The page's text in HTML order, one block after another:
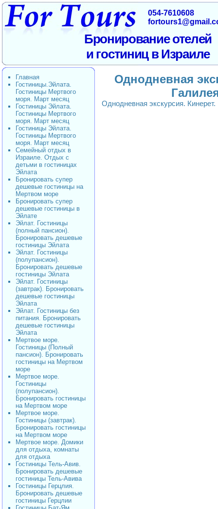
054-7610608
Бронирование отелей
и гостиниц в Израиле
Главная
Гостиницы.Эйлата.
Гостиницы Мертвого
моря. Март месяц
Гостиницы Эйлата.
Гостиницы Мертвого
моря. Март месяц
Гостиницы Эйлата.
Гостиницы Мертвого
моря. Март месяц
Семейный отдых в
Израиле. Отдых с
детьми в гостиницах
Эйлата
Бронировать супер
дешевые гостиницы на
Мертвом море
Бронировать супер
дешевые гостиницы в
Эйлате
Эйлат. Гостиницы
(полный пансион).
Бронировать дешевые
гостиницы Эйлата
Эйлат. Гостиницы
(полупансион).
Бронировать дешевые
гостиницы Эйлата
Эйлат. Гостиницы
(завтрак). Бронировать
дешевые гостиницы
Эйлата
Эйлат. Гостиницы без
питания. Бронировать
дешевые гостиницы
Эйлата
Мертвое море.
Гостиницы (Полный
пансион). Бронировать
гостиницы на Мертвом
море
Мертвое море.
Гостиницы
(полупансион).
Бронировать гостиницы
на Мертвом море
Мертвое море.
Гостиницы (завтрак).
Бронировать гостиницы
на Мертвом море
Мертвое море. Домики
для отдыха, комнаты
для отдыха
Гостиницы Тель-Авив.
Бронировать дешевые
гостиницы Тель-Авива
Гостиницы Герцлия.
Бронировать дешевые
гостиницы Герцлии
Однодневная
Однодневная экскурсия.